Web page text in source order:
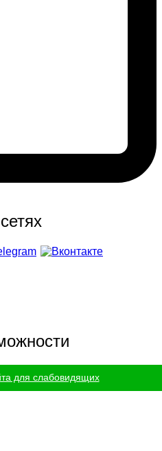
для слабовидящих